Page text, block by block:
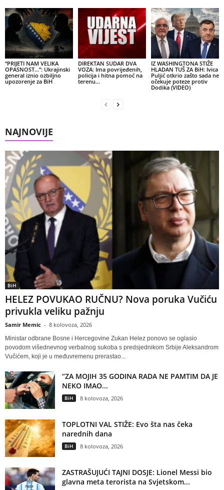
“PRIJETI NAM VELIKA
OPASNOST…”: Ukrajinski
general iznio ozbiljno
upozorenje za BiH
DIREKTAN SUDAR DVA
VOZA: Ima povrijeđenih,
policija i hitna pomoć na
terenu…
IZ WASHINGTONA STIŽE
HLADAN TUŠ ZA BiH: Ivica
Puljić otkrio zašto sada ne
očekuje poteze protiv
Dodika (VIDEO)
NAJNOVIJE
BiH
HELEZ POVUKAO RUČNU? Nova poruka Vučiću
privukla veliku pažnju
Samir Memic - 8 kolovoza, 2026
Ministar odbrane Bosne i Hercegovine Zukan Helez ponovo se oglasio
povodom višednevnog verbalnog sukoba s predsjednikom Srbije Aleksandrom
Vučićem, koji je u međuvremenu prerastao...
“ZA MOJIH 35 GODINA RADA NE PAMTIM DA JE
NEKO IMAO...
BiH 8 kolovoza, 2026
TOPLOTNI VAL STIŽE: Evo šta nas čeka
narednih dana
BiH 8 kolovoza, 2026
ZASTRAŠUJUĆI TAJNI DOSJE: Lionel Messi bio
glavna meta terorista na Svjetskom...